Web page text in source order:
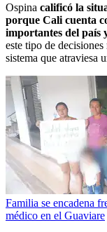
Ospina calificó la
porque Cali cuenta
importantes del país
este tipo de
sistema que atraviesa
Familia se encadena
médico en el Guaviare